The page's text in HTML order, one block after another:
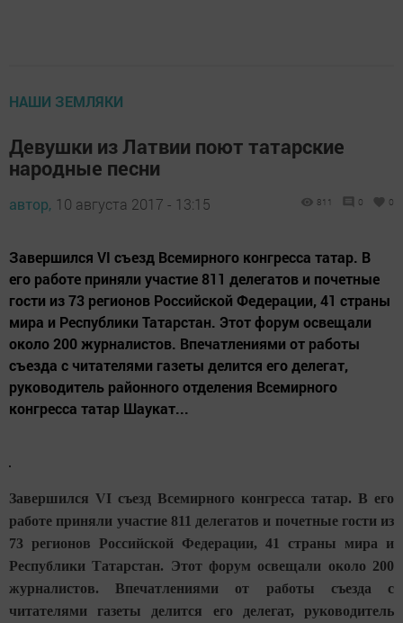
НАШИ ЗЕМЛЯКИ
Девушки из Латвии поют татарские
народные песни
автор, 10 августа 2017 - 13:15 811 0 0
Завершился VI съезд Всемирного конгресса татар. В
его работе приняли участие 811 делегатов и почетные
гости из 73 регионов Российской Федерации, 41 страны
мира и Республики Татарстан. Этот форум освещали
около 200 журналистов. Впечатлениями от работы
съезда с читателями газеты делится его делегат,
руководитель районного отделения Всемирного
конгресса татар Шаукат...
Завершился VI съезд Всемирного конгресса татар. В его
работе приняли участие 811 делегатов и почетные гости из
73 регионов Российской Федерации, 41 страны мира и
Республики Татарстан. Этот форум освещали около 200
журналистов. Впечатлениями от работы съезда с
читателями газеты делится его делегат, руководитель